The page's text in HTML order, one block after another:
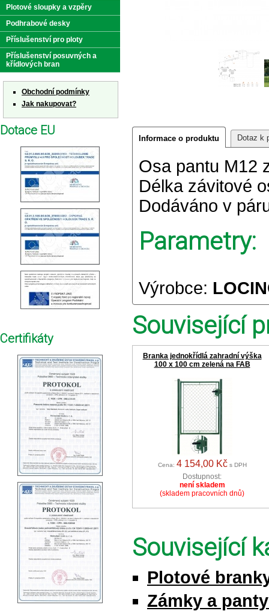
Informace o produktu Dotaz k
Osa pantu M12
Délka závitové
Dodáváno v
Parametry:
Výrobce:
Související
Branka jednokřídlá zahradní výška
100 x 100 cm zelená na FAB
Cena: 4 154,00 Kčs DPH
Dostupnost:
není skladem
(skladem pracovních dnů)
Související
Plotové
Zámky a
Plotové sloupky a vzpěry
Podhrabové desky
Příslušenství pro ploty
Příslušenství posuvných a
křídlových bran
Obchodní podmínky
Jak nakupovat?
Dotace EU
Certifikáty